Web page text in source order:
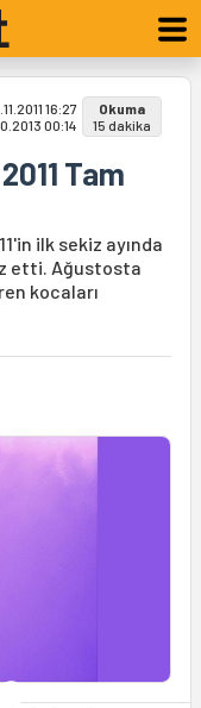
16:27
00:14
Okuma
15 dakika
Tam
ilk sekiz ayında
etti. Ağustosta
kocaları